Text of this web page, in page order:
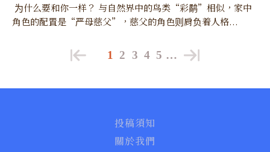
为什么要和你一样？ 与自然界中的鸟类“彩鹬”相似，家中
角色的配置是“严母慈父”，慈父的角色则肩负着人格...
1 2 3 4 5 …
投稿須知
關於我們